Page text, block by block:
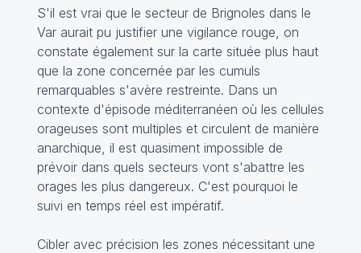
S'il est vrai que le secteur de Brignoles dans le
Var aurait pu justifier une vigilance rouge, on
constate également sur la carte située plus haut
que la zone concernée par les cumuls
remarquables s'avère restreinte. Dans un
contexte d'épisode méditerranéen où les cellules
orageuses sont multiples et circulent de manière
anarchique, il est quasiment impossible de
prévoir dans quels secteurs vont s'abattre les
orages les plus dangereux. C'est pourquoi le
suivi en temps réel est impératif.
Cibler avec précision les zones nécessitant une